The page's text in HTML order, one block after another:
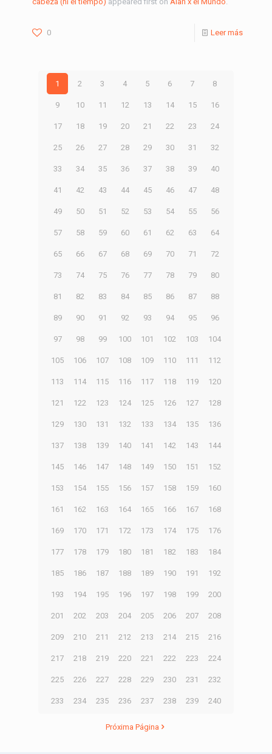
0 Leer más
1 2 3 4 5 6 7 8
9 10 11 12 13 14 15 16
17 18 19 20 21 22 23 24
25 26 27 28 29 30 31 32
33 34 35 36 37 38 39 40
41 42 43 44 45 46 47 48
49 50 51 52 53 54 55 56
57 58 59 60 61 62 63 64
65 66 67 68 69 70 71 72
73 74 75 76 77 78 79 80
81 82 83 84 85 86 87 88
89 90 91 92 93 94 95 96
97 98 99 100 101 102 103 104
105 106 107 108 109 110 111 112
113 114 115 116 117 118 119 120
121 122 123 124 125 126 127 128
129 130 131 132 133 134 135 136
137 138 139 140 141 142 143 144
145 146 147 148 149 150 151 152
153 154 155 156 157 158 159 160
161 162 163 164 165 166 167 168
169 170 171 172 173 174 175 176
177 178 179 180 181 182 183 184
185 186 187 188 189 190 191 192
193 194 195 196 197 198 199 200
201 202 203 204 205 206 207 208
209 210 211 212 213 214 215 216
217 218 219 220 221 222 223 224
225 226 227 228 229 230 231 232
233 234 235 236 237 238 239 240
Próxima Página